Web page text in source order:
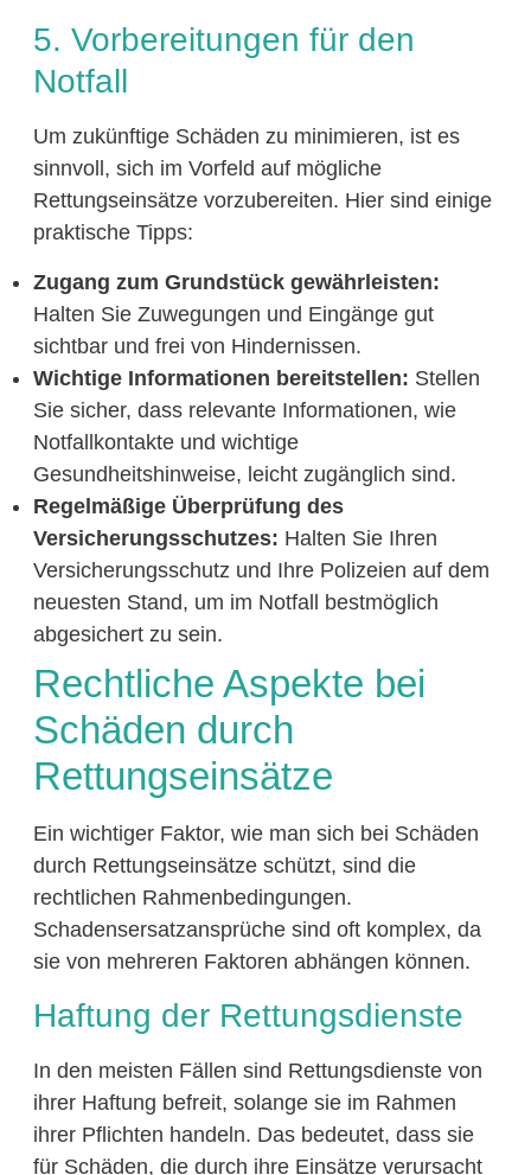
5. Vorbereitungen für den
Notfall
Um zukünftige Schäden zu minimieren, ist es
sinnvoll, sich im Vorfeld auf mögliche
Rettungseinsätze vorzubereiten. Hier sind einige
praktische Tipps:
Zugang zum Grundstück gewährleisten:
Halten Sie Zuwegungen und Eingänge gut
sichtbar und frei von Hindernissen.
Wichtige Informationen bereitstellen: Stellen
Sie sicher, dass relevante Informationen, wie
Notfallkontakte und wichtige
Gesundheitshinweise, leicht zugänglich sind.
Regelmäßige Überprüfung des
Versicherungsschutzes: Halten Sie Ihren
Versicherungsschutz und Ihre Polizeien auf dem
neuesten Stand, um im Notfall bestmöglich
abgesichert zu sein.
Rechtliche Aspekte bei
Schäden durch
Rettungseinsätze
Ein wichtiger Faktor, wie man sich bei Schäden
durch Rettungseinsätze schützt, sind die
rechtlichen Rahmenbedingungen.
Schadensersatzansprüche sind oft komplex, da
sie von mehreren Faktoren abhängen können.
Haftung der Rettungsdienste
In den meisten Fällen sind Rettungsdienste von
ihrer Haftung befreit, solange sie im Rahmen
ihrer Pflichten handeln. Das bedeutet, dass sie
für Schäden, die durch ihre Einsätze verursacht